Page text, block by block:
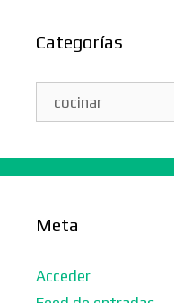
Categorías
Categorías
Meta
Acceder